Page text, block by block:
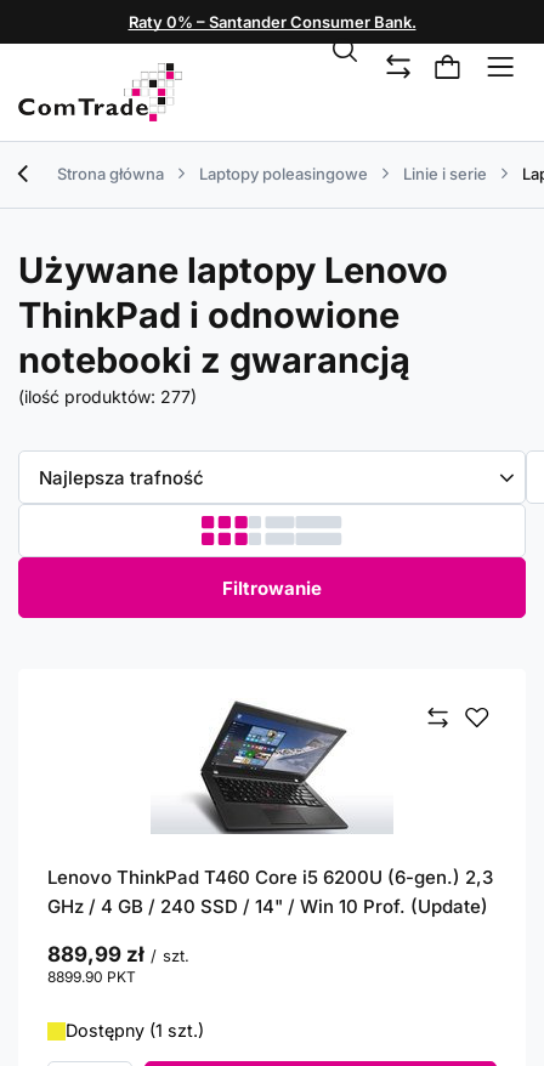
Raty 0% – Santander Consumer Bank.
Strona główna Laptopy poleasingowe Linie i serie
Używane laptopy Lenovo
ThinkPad i odnowione
notebooki z gwarancją
(ilość produktów: 277)
Zmień sortowanie
Najlepsza trafność
Filtrowanie
Lenovo ThinkPad T460 Core i5 6200U (6-gen.) 2,3
GHz / 4 GB / 240 SSD / 14" / Win 10 Prof. (Update)
889,99 zł / szt.
8899.90 PKT
Dostępny (1 szt.)